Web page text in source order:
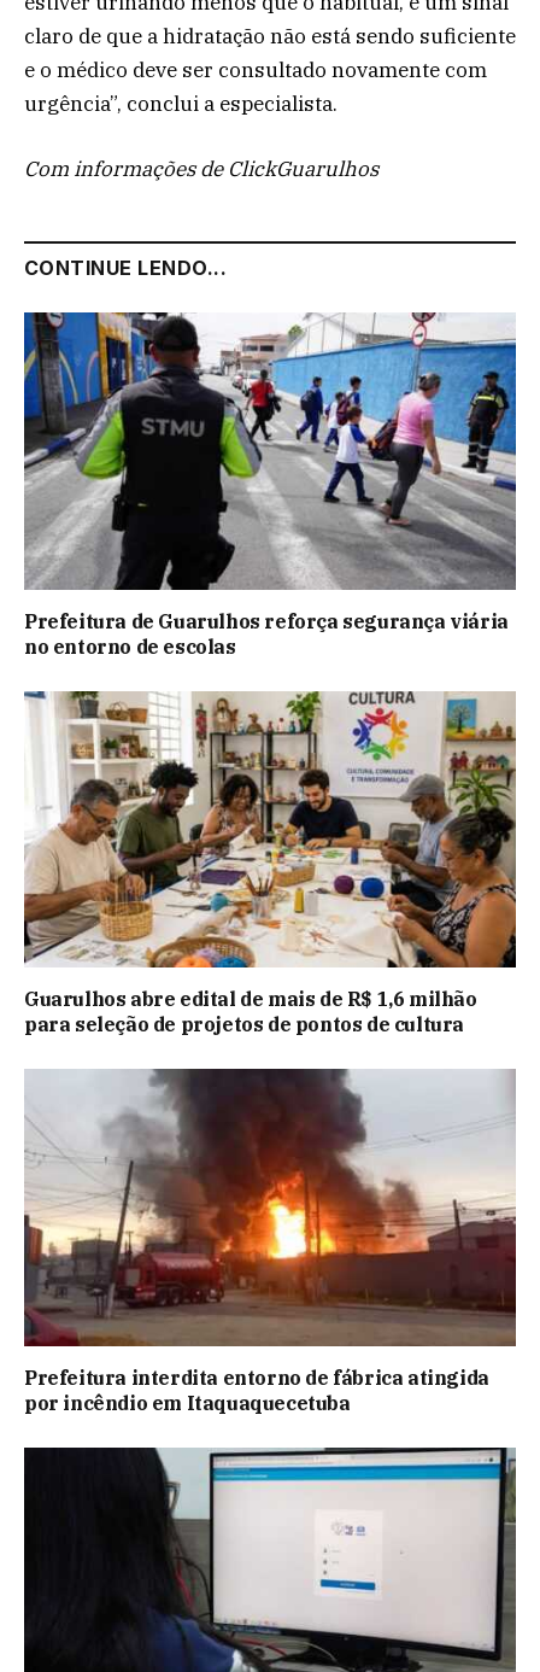
claro de que a hidratação não está sendo suficiente
e o médico deve ser consultado novamente com
urgência”, conclui a especialista.
Com informações de ClickGuarulhos
CONTINUE LENDO...
Prefeitura de Guarulhos reforça segurança viária
no entorno de escolas
Guarulhos abre edital de mais de R$ 1,6 milhão
para seleção de projetos de pontos de cultura
Prefeitura interdita entorno de fábrica atingida
por incêndio em Itaquaquecetuba